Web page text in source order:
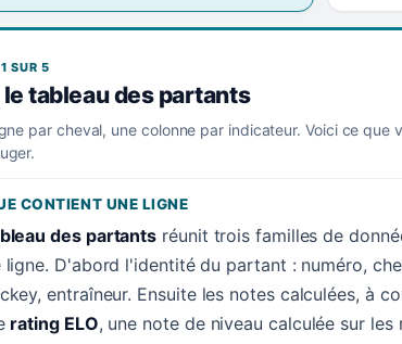
SUR 5
le tableau des partants
par cheval, une colonne par indicateur. Voici ce
CONTIENT UNE LIGNE
des partants réunit trois familles de
ligne. D'abord l'identité du partant : numéro,
entraîneur. Ensuite les notes calculées, à
rating ELO, une note de niveau calculée sur les